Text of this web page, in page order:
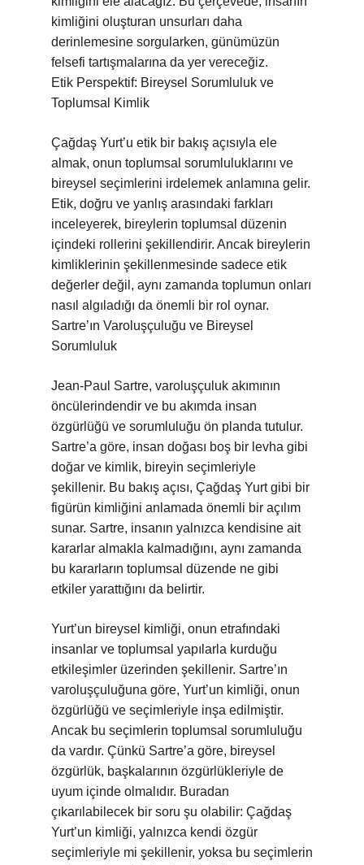
kimliğini oluşturan unsurları daha
derinlemesine sorgularken, günümüzün
felsefi tartışmalarına da yer vereceğiz.
Etik Perspektif: Bireysel Sorumluluk ve
Toplumsal Kimlik
Çağdaş Yurt’u etik bir bakış açısıyla ele
almak, onun toplumsal sorumluluklarını ve
bireysel seçimlerini irdelemek anlamına gelir.
Etik, doğru ve yanlış arasındaki farkları
inceleyerek, bireylerin toplumsal düzenin
içindeki rollerini şekillendirir. Ancak bireylerin
kimliklerinin şekillenmesinde sadece etik
değerler değil, aynı zamanda toplumun onları
nasıl algıladığı da önemli bir rol oynar.
Sartre’ın Varoluşçuluğu ve Bireysel
Sorumluluk
Jean-Paul Sartre, varoluşçuluk akımının
öncülerindendir ve bu akımda insan
özgürlüğü ve sorumluluğu ön planda tutulur.
Sartre’a göre, insan doğası boş bir levha gibi
doğar ve kimlik, bireyin seçimleriyle
şekillenir. Bu bakış açısı, Çağdaş Yurt gibi bir
figürün kimliğini anlamada önemli bir açılım
sunar. Sartre, insanın yalnızca kendisine ait
kararlar almakla kalmadığını, aynı zamanda
bu kararların toplumsal düzende ne gibi
etkiler yarattığını da belirtir.
Yurt’un bireysel kimliği, onun etrafındaki
insanlar ve toplumsal yapılarla kurduğu
etkileşimler üzerinden şekillenir. Sartre’ın
varoluşçuluğuna göre, Yurt’un kimliği, onun
özgürlüğü ve seçimleriyle inşa edilmiştir.
Ancak bu seçimlerin toplumsal sorumluluğu
da vardır. Çünkü Sartre’a göre, bireysel
özgürlük, başkalarının özgürlükleriyle de
uyum içinde olmalıdır. Buradan
çıkarılabilecek bir soru şu olabilir: Çağdaş
Yurt’un kimliği, yalnızca kendi özgür
seçimleriyle mi şekillenir, yoksa bu seçimlerin